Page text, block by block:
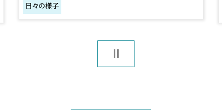
日々の様子